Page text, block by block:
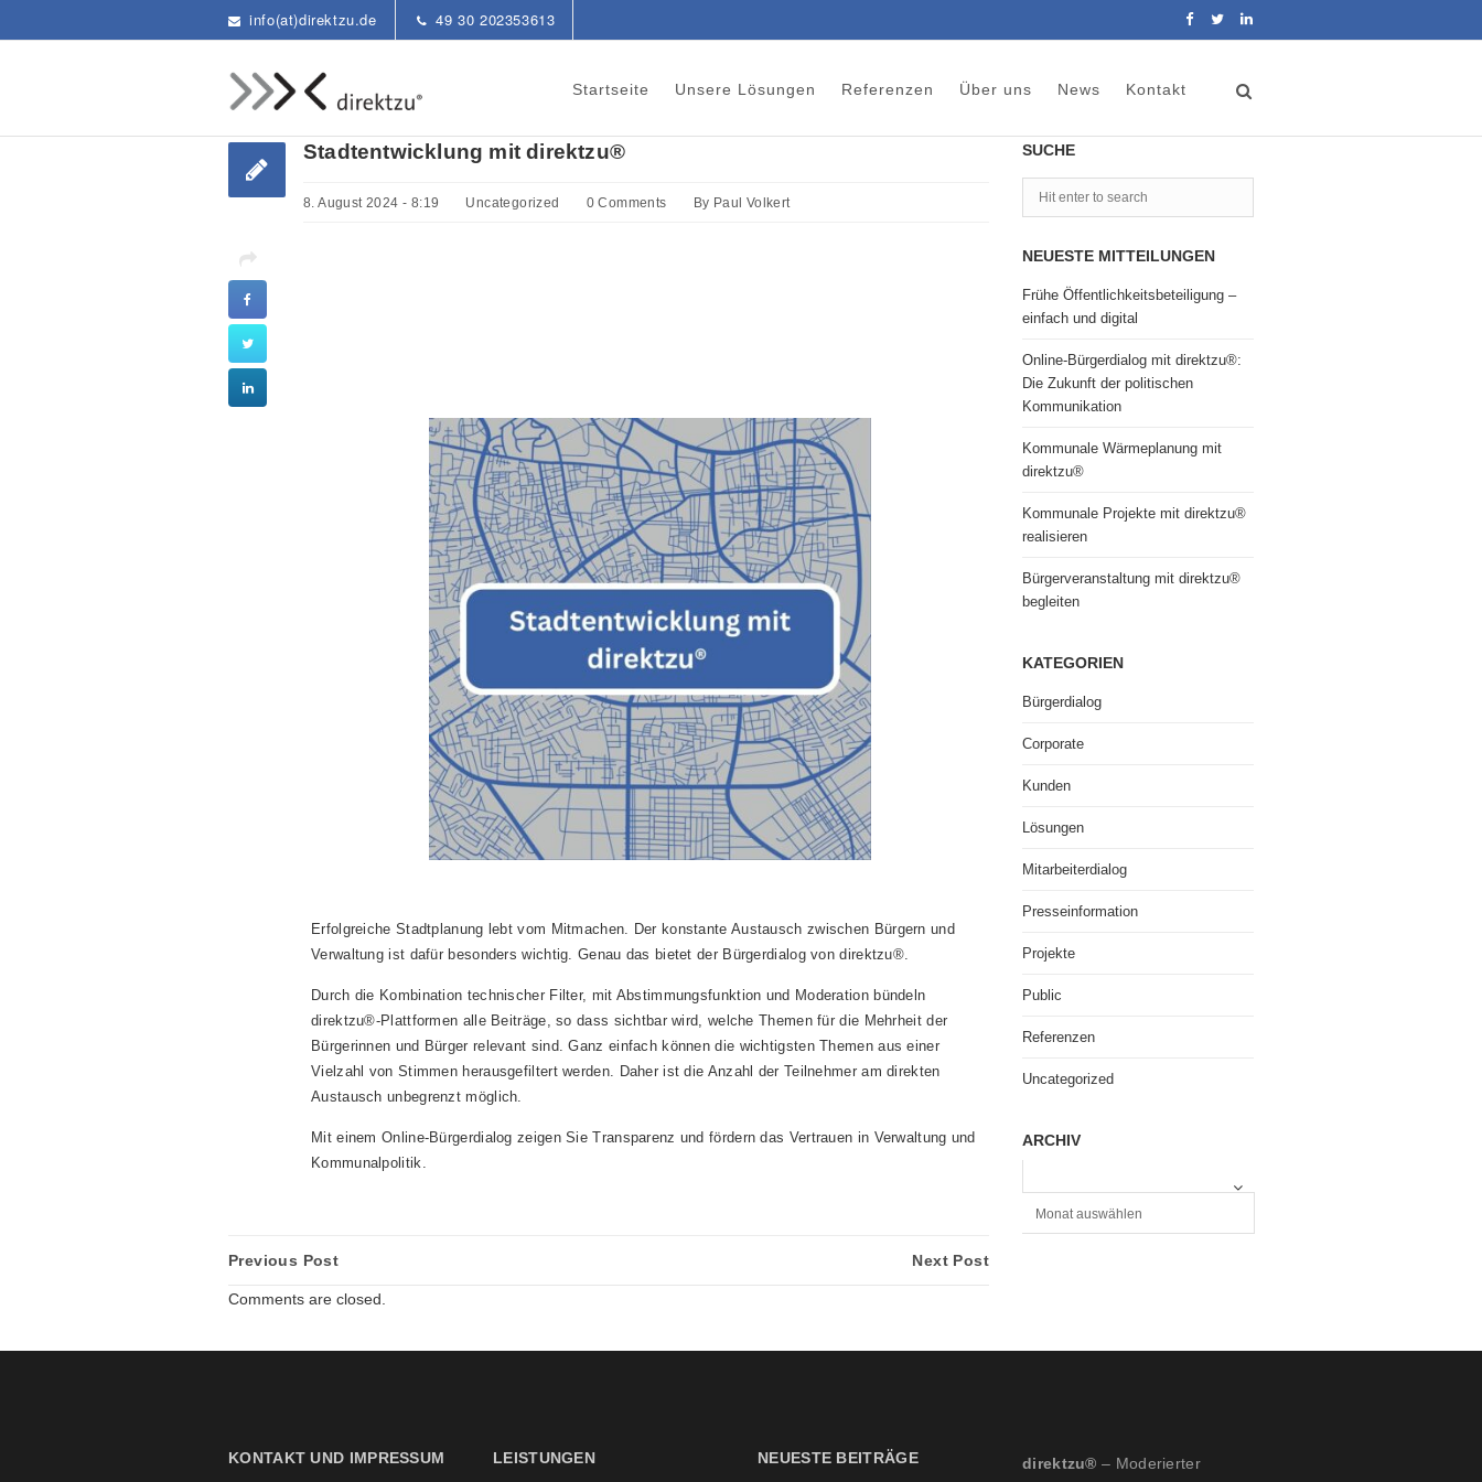
info(at)direktzu.de 49 30 202353613
Startseite Unsere Lösungen Referenzen Über uns News Kontakt
Stadtentwicklung mit direktzu®
8. August 2024 - 8:19 Uncategorized 0 Comments By Paul Volkert
Erfolgreiche Stadtplanung lebt vom Mitmachen. Der konstante Austausch zwischen Bürgern und
Verwaltung ist dafür besonders wichtig. Genau das bietet der Bürgerdialog von direktzu®.
Durch die Kombination technischer Filter, mit Abstimmungsfunktion und Moderation bündeln
direktzu®-Plattformen alle Beiträge, so dass sichtbar wird, welche Themen für die Mehrheit der
Bürgerinnen und Bürger relevant sind. Ganz einfach können die wichtigsten Themen aus einer
Vielzahl von Stimmen herausgefiltert werden. Daher ist die Anzahl der Teilnehmer am direkten
Austausch unbegrenzt möglich.
Mit einem Online-Bürgerdialog zeigen Sie Transparenz und fördern das Vertrauen in Verwaltung und
Kommunalpolitik.
Next Post
Previous Post
Comments are closed.
SUCHE
NEUESTE MITTEILUNGEN
Frühe Öffentlichkeitsbeteiligung –
einfach und digital
Online-Bürgerdialog mit direktzu®:
Die Zukunft der politischen
Kommunikation
Kommunale Wärmeplanung mit
direktzu®
Kommunale Projekte mit direktzu®
realisieren
Bürgerveranstaltung mit direktzu®
begleiten
KATEGORIEN
Bürgerdialog
Corporate
Kunden
Lösungen
Mitarbeiterdialog
Presseinformation
Projekte
Public
Referenzen
Uncategorized
ARCHIV
C
KONTAKT UND IMPRESSUM LEISTUNGEN NEUESTE BEITRÄGE direktzu® – Moderierter